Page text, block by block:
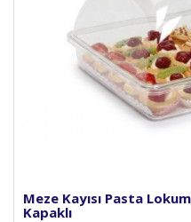
Meze Kayısı Pasta
Kapaklı